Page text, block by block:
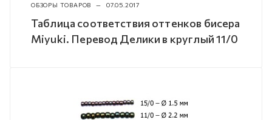
ОБЗОРЫ ТОВАРОВ — 07.05.2017
Таблица соответствия оттенков бисера
Miyuki. Перевод Делики в круглый 11/0